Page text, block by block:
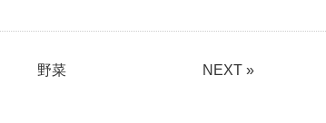
野菜 NEXT »